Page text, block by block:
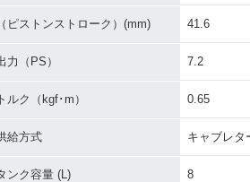
ピストンストローク）(mm) 41.6
力（PS） 7.2
ルク（kgf･m） 0.65
給方式 キャブレタ
ンク容量 (L) 8